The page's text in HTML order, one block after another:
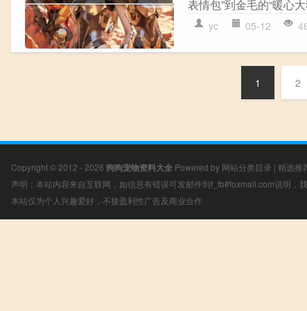
表情包”到金毛的“暖心
yc 05-12
1 2
Copyright © 2012 - 2026 狗狗宠物资料大全 Powered by 网站分类目录 | 精选推
声明：本站内容来自互联网，如信息有错误可发邮件到f_fb#foxmail.com说明，
本站仅为个人兴趣爱好，不接盈利性广告及商业合作